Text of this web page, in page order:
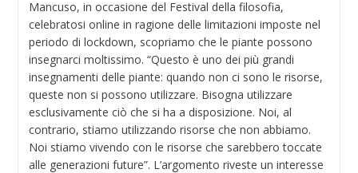
Mancuso, in occasione del Festival della filosofia,
celebratosi online in ragione delle limitazioni imposte nel
periodo di lockdown, scopriamo che le piante possono
insegnarci moltissimo. “Questo è uno dei più grandi
insegnamenti delle piante: quando non ci sono le risorse,
queste non si possono utilizzare. Bisogna utilizzare
esclusivamente ciò che si ha a disposizione. Noi, al
contrario, stiamo utilizzando risorse che non abbiamo.
Noi stiamo vivendo con le risorse che sarebbero toccate
alle generazioni future”. L’argomento riveste un interesse